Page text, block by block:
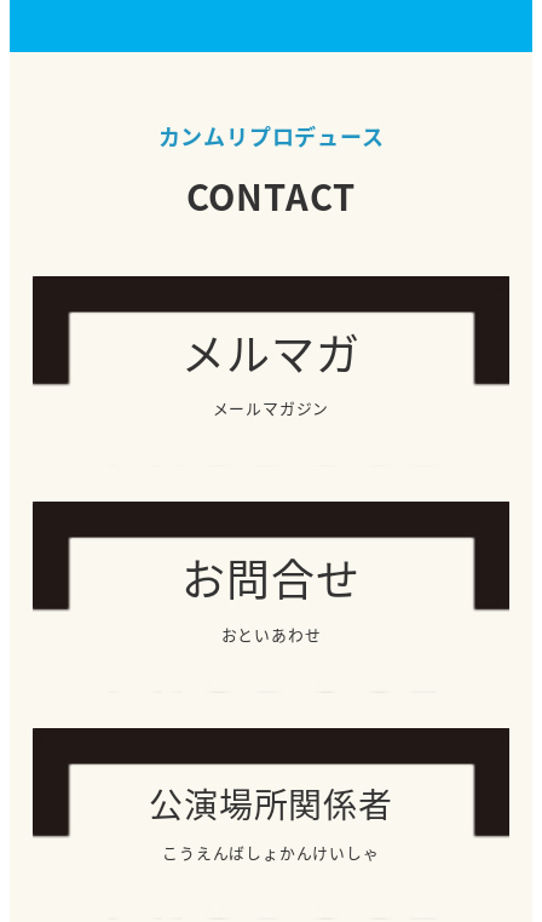
カンムリプロデュース
CONTACT
メルマガ
メールマガジン
お問合せ
おといあわせ
公演場所関係者
こうえんばしょかんけいしゃ